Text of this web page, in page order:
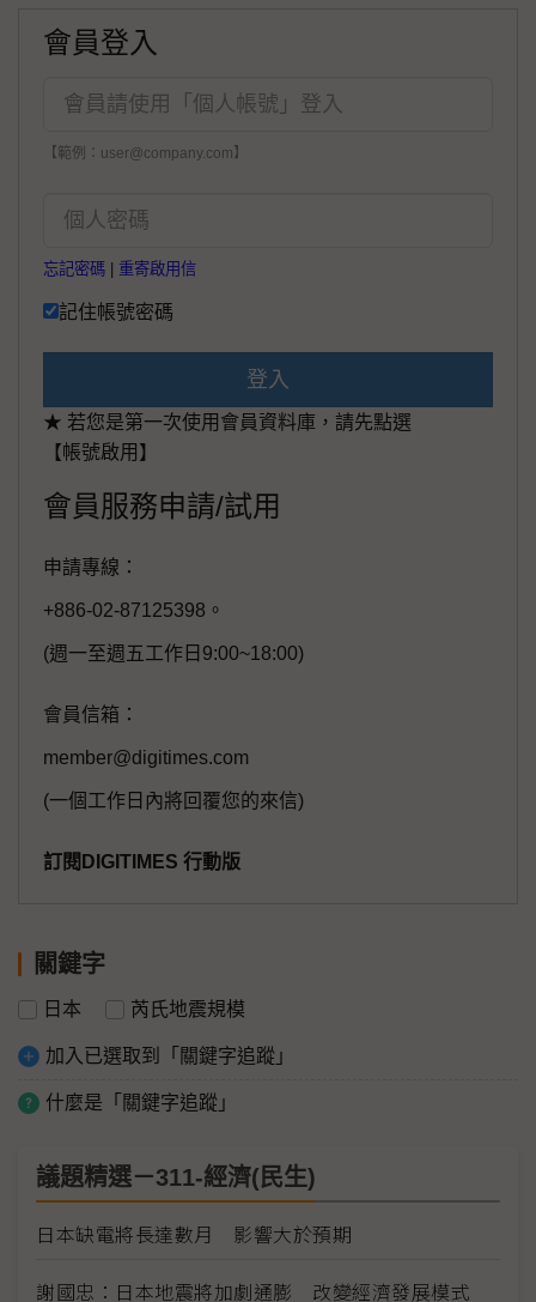
會員登入
【範例：user@company.com】
忘記密碼 重寄啟用信
記住帳號密碼
登入
★ 若您是第一次使用會員資料庫，請先點選
【帳號啟用】
會員服務申請/試用
申請專線：
+886-02-87125398。
(週一至週五工作日9:00~18:00)
會員信箱：
member@digitimes.com
(一個工作日內將回覆您的來信)
訂閱DIGITIMES 行動版
關鍵字
日本 芮氏地震規模
加入已選取到「關鍵字追蹤」
什麼是「關鍵字追蹤」
議題精選－311-經濟(民生)
日本缺電將長達數月 影響大於預期
謝國忠：日本地震將加劇通膨 改變經濟發展模式